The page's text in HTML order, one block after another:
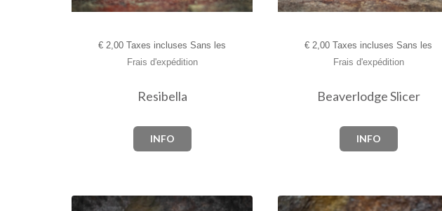
€ 2,00 Taxes incluses Sans les
Frais d'expédition
Resibella
INFO
€ 2,00 Taxes incluses Sans les
Frais d'expédition
Beaverlodge Slicer
INFO